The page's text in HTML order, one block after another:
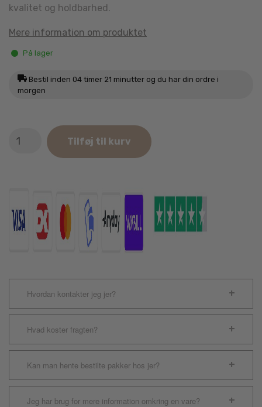
kvalitet og holdbarhed.
Mere information om produktet
På lager
Bestil inden 04 timer 21 minutter og du har din ordre i
morgen
Dog
Tilføj til kurv
Hvordan kontakter jeg jer?
Hvad koster fragten?
Kan man hente bestilte pakker hos jer?
Jeg har brug for mere information omkring en vare?